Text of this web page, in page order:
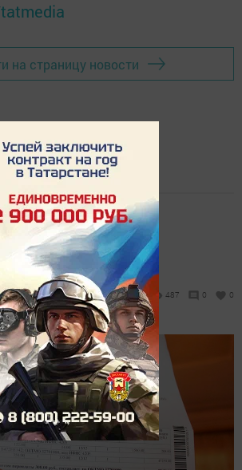
на страницу новости
вакыт
- 09:03 487 0 0